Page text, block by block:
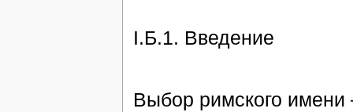
I.Б.1. Введение
Выбор римского имени